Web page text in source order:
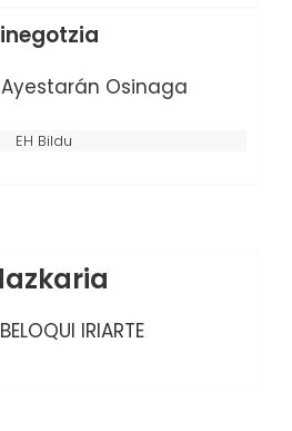
Ayestarán Osinaga
EH Bildu
IRIARTE